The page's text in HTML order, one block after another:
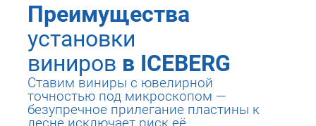
Преимущества
установки
виниров в ICEBERG
Ставим виниры с ювелирной
точностью под микроскопом —
безупречное прилегание пластины к